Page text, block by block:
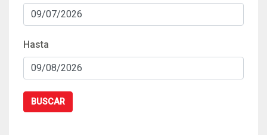
Hasta
BUSCAR